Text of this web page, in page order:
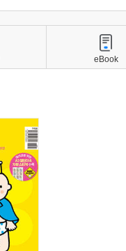
eBook